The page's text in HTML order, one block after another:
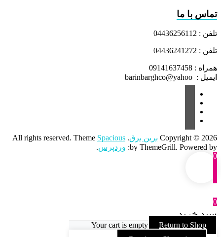
تماس با ما
تلفن : 04436256112
تلفن : 04436241272
همراه : 09141637458
ایمیل : barinbarghco@yahoo
Copyright © 2026 برین برق. All rights reserved. Theme
Spacious
by ThemeGrill. Powered by: وردپرس.
0
0
سبد خرید
Your cart is empty Return to Shop